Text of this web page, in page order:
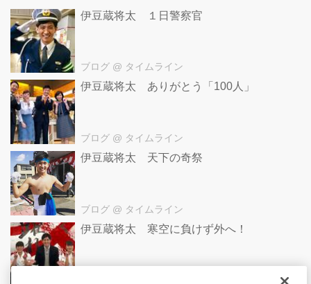
伊豆蔵将太 １日警察官
ブログ @ タイムライン
伊豆蔵将太 ありがとう「100人」
ブログ @ タイムライン
伊豆蔵将太 天下の奇祭
ブログ @ タイムライン
伊豆蔵将太 寒空に負けず外へ！